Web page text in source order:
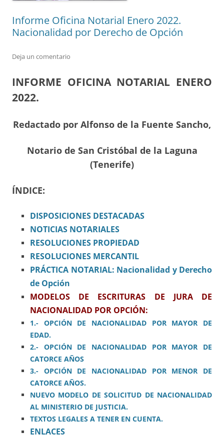
Informe Oficina Notarial Enero 2022.
Nacionalidad por Derecho de Opción
Deja un comentario
INFORME OFICINA NOTARIAL ENERO
2022.
Redactado por Alfonso de la Fuente Sancho,
Notario de San Cristóbal de la Laguna
(Tenerife)
ÍNDICE:
DISPOSICIONES DESTACADAS
NOTICIAS NOTARIALES
RESOLUCIONES PROPIEDAD
RESOLUCIONES MERCANTIL
PRÁCTICA NOTARIAL: Nacionalidad y Derecho
de Opción
MODELOS DE ESCRITURAS DE JURA DE
NACIONALIDAD POR OPCIÓN:
1.- OPCIÓN DE NACIONALIDAD POR MAYOR DE
EDAD.
2.- OPCIÓN DE NACIONALIDAD POR MAYOR DE
CATORCE AÑOS
3.- OPCIÓN DE NACIONALIDAD POR MENOR DE
CATORCE AÑOS.
NUEVO MODELO DE SOLICITUD DE NACIONALIDAD
AL MINISTERIO DE JUSTICIA.
TEXTOS LEGALES A TENER EN CUENTA.
ENLACES